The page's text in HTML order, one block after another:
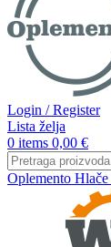
Login / Register
Lista želja
0 items 0,00 €
Oplemento Hlače